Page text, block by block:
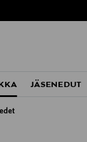
JÄSENEDUT